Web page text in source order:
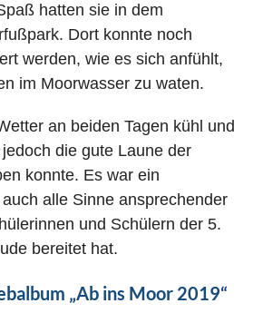
hatten sie in dem
Dort konnte noch
werden, wie es sich anfühlt,
im Moorwasser zu waten.
an beiden Tagen kühl und
die gute Laune der
konnte. Es war ein
alle Sinne ansprechender
und Schülern der 5.
bereitet hat.
„Ab ins Moor 2019“